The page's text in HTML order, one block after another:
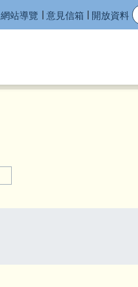
網站導覽 意見信箱 開放資料